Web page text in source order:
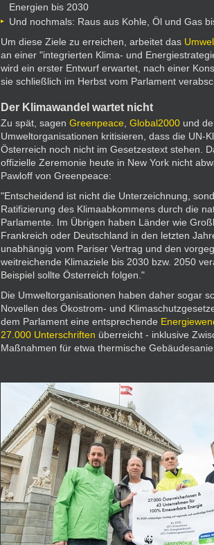
Energien bis 2030
Und nochmals: Raus aus Kohle, Öl und Gas
Um diese Ziele zu erreichen, arbeitet das
an einer "integrierten Klima- und
wird ein erster Entwurf erwartet, nach einer
sie schließlich im Herbst vom Parlament
Der Klimawandel wartet nicht
Zu spät, sagen Greenpeace Global2000 und
Umweltorganisationen kritisieren, dass die UN-
Österreich noch nicht im Gesetzestext stehen.
offizielle Zeremonie heute in New York nicht
Pawloff von Greenpeace:
"Entscheidend ist nicht die Unterzeichnung,
Ratifizierung des Klimaabkommens durch die
Parlamente. Im Übrigen haben Länder wie
Frankreich oder Deutschland in den letzten
unabhängig vom Pariser Vertrag und den
weitreichende Klimaziele bis 2030 bzw. 2050
Beispiel sollte Österreich folgen."
Die Umweltorganisationen haben daher sogar
Novellen des Ökostrom- und
dem Parlament eine entsprechende
27.000 Unterschriften überreicht - inklusive
Maßnahmen für etwa thermische